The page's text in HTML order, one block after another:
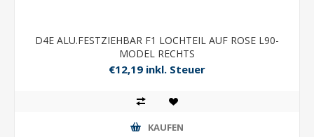
D4E ALU.FESTZIEHBAR F1 LOCHTEIL AUF ROSE L90-
MODEL RECHTS
€12,19 inkl. Steuer
KAUFEN